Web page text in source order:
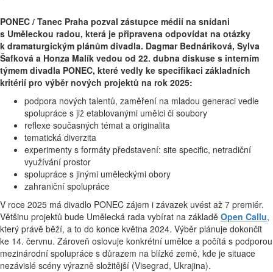
PONEC / Tanec Praha pozval zástupce médií na snídani
s Uměleckou radou, která je připravena odpovídat na otázky
k dramaturgickým plánům divadla. Dagmar Bednáriková, Sylva
Šafková a Honza Malík vedou od 22. dubna diskuse s interním
týmem divadla PONEC, které vedly ke specifikaci základních
kritérií pro výběr nových projektů na rok 2025:
podpora nových talentů, zaměření na mladou generaci vedle
spolupráce s již etablovanými umělci či soubory
reflexe současných témat a originalita
tematická diverzita
experimenty s formáty představení: site specific, netradiční
využívání prostor
spolupráce s jinými uměleckými obory
zahraniční spolupráce
V roce 2025 má divadlo PONEC zájem i závazek uvést až 7 premiér.
Většinu projektů bude Umělecká rada vybírat na základě Open Callu,
který právě běží, a to do konce května 2024. Výběr plánuje dokončit
ke 14. červnu. Zároveň oslovuje konkrétní umělce a počítá s podporou
mezinárodní spolupráce s důrazem na blízké země, kde je situace
nezávislé scény výrazně složitější (Visegrad, Ukrajina).